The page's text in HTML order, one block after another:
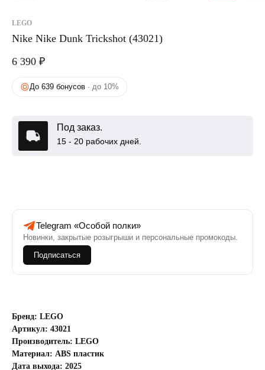
Nike Nike Dunk Trickshot (43021)
LEGO
6 390 ₽
До 639 бонусов · до 10%
Под заказ.
15 - 20 рабочих дней.
Telegram «Особой полки»
Новинки, закрытые розыгрыши и персональные промокоды.
Подписаться
Бренд: LEGO
Артикул: 43021
Производитель: LEGO
Материал: ABS пластик
Дата выхода: 2025